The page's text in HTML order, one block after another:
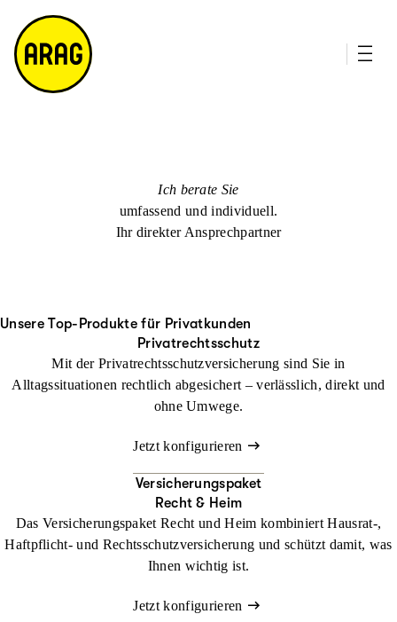
m
a
p
Ich berate Sie
umfassend und individuell.
Ihr direkter Ansprechpartner
Unsere Top-Produkte für Privatkunden
Privatrechtsschutz
Mit der Privatrechtsschutzversicherung sind Sie in
Alltagssituationen rechtlich abgesichert – verlässlich, direkt und
ohne Umwege.
Jetzt konfigurieren
Versicherungspaket
Recht & Heim
Das Versicherungspaket Recht und Heim kombiniert Hausrat-,
Haftpflicht- und Rechtsschutzversicherung und schützt damit, was
Ihnen wichtig ist.
Jetzt konfigurieren